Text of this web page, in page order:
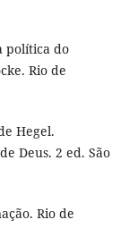
política do
Rio de
Hegel.
Deus. 2 ed. São
Rio de